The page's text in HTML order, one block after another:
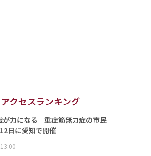
アクセスランキング
が力になる 重症筋無力症の市民
日に愛知で開催